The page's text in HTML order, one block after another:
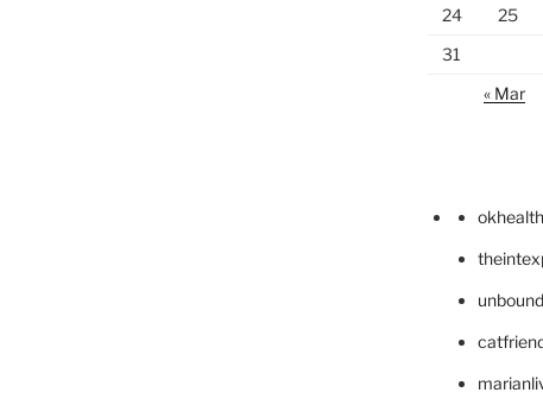
24
25
31
« Mar